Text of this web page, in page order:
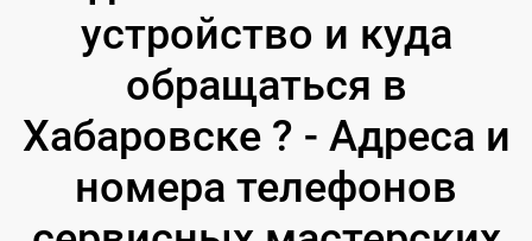
устройство и куда
обращаться в
Хабаровске ? - Адреса и
номера телефонов